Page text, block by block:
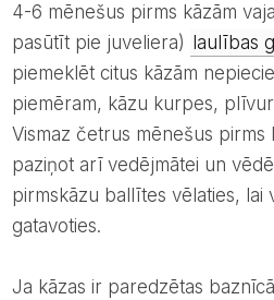
4-6 mēnešus pirms kāzām vajadzētu iegādāties (vai
pasūtīt pie juveliera)
laulības
piemeklēt citus kāzām
piemēram, kāzu kurpes,
Vismaz četrus mēnešus pirms
paziņot arī vedējmātei un
pirmskāzu ballītes vēlaties, lai
gatavoties.
Ja kāzas ir paredzētas baznīcā, tad visbiežāk 4-6